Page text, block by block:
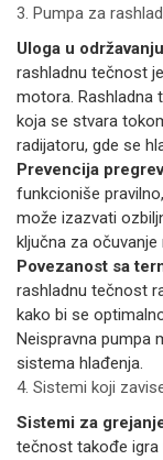
3. Pumpa za
Uloga u
rashladnu tečnost
motora. Rashladna
koja se stvara
radijatoru, gde se
Prevencija
funkcioniše
može izazvati
ključna za
Povezanost sa
rashladnu tečnost
kako bi se
Neispravna pumpa
sistema hlađenja.
4. Sistemi koji
Sistemi za
tečnost takođe igra